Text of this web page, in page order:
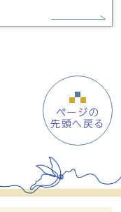
ページの
先頭へ戻る